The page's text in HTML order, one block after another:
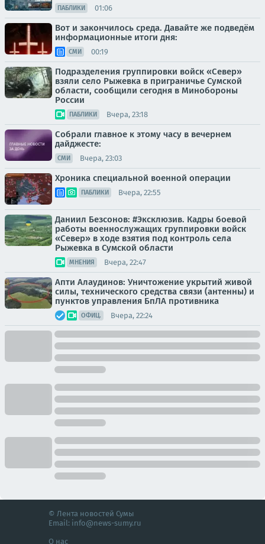
ПАБЛИКИ 01:06
Вот и закончилось среда. Давайте же подведём
информационные итоги дня:
СМИ 00:19
Подразделения группировки войск «Север»
взяли село Рыжевка в приграничье Сумской
области, сообщили сегодня в Минобороны
России
ПАБЛИКИ Вчера, 23:18
Собрали главное к этому часу в вечернем
дайджесте:
СМИ Вчера, 23:03
Хроника специальной военной операции
ПАБЛИКИ Вчера, 22:55
Даниил Безсонов: #Эксклюзив. Кадры боевой
работы военнослужащих группировки войск
«Север» в ходе взятия под контроль села
Рыжевка в Сумской области
МНЕНИЯ Вчера, 22:47
Апти Алаудинов: Уничтожение укрытий живой
силы, технического средства связи (антенны) и
пунктов управления БпЛА противника
ОФИЦ. Вчера, 22:24
© Лента новостей Сумы
Email: info@news-sumy.ru
О нас